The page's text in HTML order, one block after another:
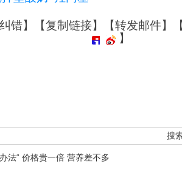
错】【复制链接】【转发邮件】
】
搜
法“ 价格贵一倍 营养差不多